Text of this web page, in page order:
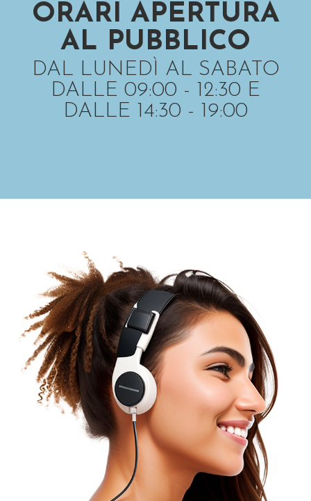
ORARI APERTURA
AL PUBBLICO
DAL LUNEDÌ AL SABATO
DALLE 09:00 - 12:30 E
DALLE 14:30 - 19:00